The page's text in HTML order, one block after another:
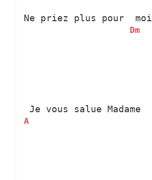
Ne priez plus pour
Dm
moi
A
Je vous salue Madame